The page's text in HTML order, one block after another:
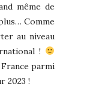
même de
Comme
au niveau
!
France parmi
2023 !